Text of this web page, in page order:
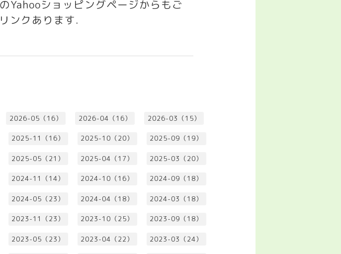
のYahooショッピングページからもご
ンクあります.
2026-05（16） 2026-04（16） 2026-03（15）
2025-11（16） 2025-10（20） 2025-09（19）
2025-05（21） 2025-04（17） 2025-03（20）
2024-11（14） 2024-10（16） 2024-09（18）
2024-05（23） 2024-04（18） 2024-03（18）
2023-11（23） 2023-10（25） 2023-09（18）
2023-05（23） 2023-04（22） 2023-03（24）